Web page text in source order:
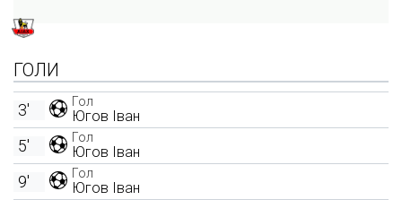
ГОЛИ
Гол
Югов Іван
3'
Гол
Югов Іван
5'
Гол
Югов Іван
9'